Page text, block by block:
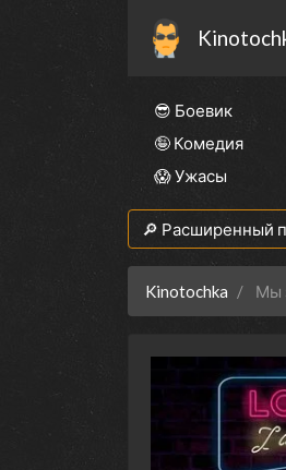
😎 Боевик
🤪 Комедия
😱 Ужасы
🔎 Расширенный
Kinotochka Мы